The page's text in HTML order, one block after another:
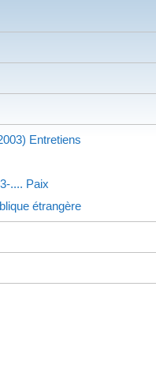
Entretiens
.... Paix
étrangère